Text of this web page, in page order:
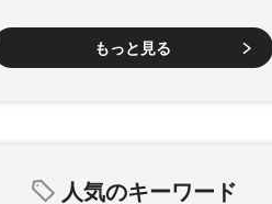
もっと見る
人気のキーワード